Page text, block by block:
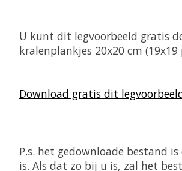
U kunt dit legvoorbeeld gratis
kralenplankjes 20x20 cm (19x19
Download gratis dit
P.s. het gedownloade bestand
is. Als dat zo bij u is, zal het